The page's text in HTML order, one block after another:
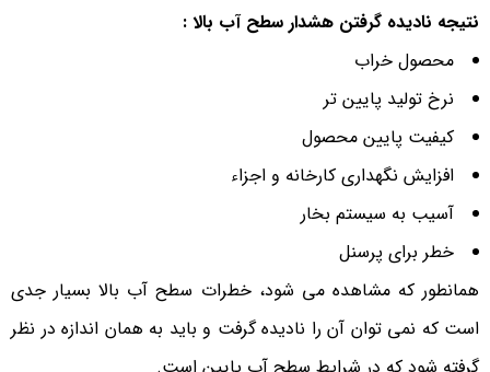
نتیجه نادیده گرفتن هشدار سطح آب بالا :
محصول خراب
نرخ تولید پایین تر
کیفیت پایین محصول
افزایش نگهداری کارخانه و اجزاء
آسیب به سیستم بخار
خطر برای پرسنل
همانطور که مشاهده می شود، خطرات سطح آب بالا بسیار جدی
است که نمی توان آن را نادیده گرفت و باید به همان اندازه در نظر